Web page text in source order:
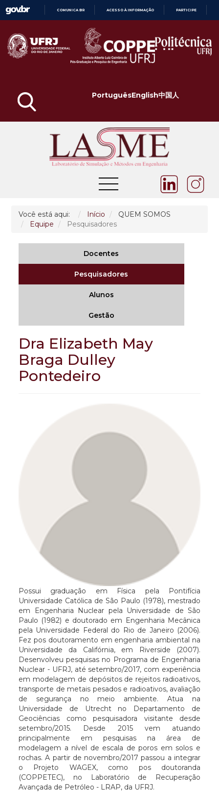
CONTEÚDO
COMUNICA BR ACESSO À INFORMAÇÃO PARTICIPE
PortuguêsEnglish中国人
Você está aqui: Início
QUEM SOMOS
Equipe
Pesquisadores
Docentes
Pesquisadores
Alunos
Gestão
Dra Elizabeth May
Braga Dulley
Pontedeiro
Possui graduação em Física pela Pontifícia
Universidade Católica de São Paulo (1978), mestrado
em Engenharia Nuclear pela Universidade de São
Paulo (1982) e doutorado em Engenharia Mecânica
pela Universidade Federal do Rio de Janeiro (2006).
Fez pos doutoramento em engenharia ambiental na
Universidade da Califórnia, em Riverside (2007).
Desenvolveu pesquisas no Programa de Engenharia
Nuclear - UFRJ, até setembro/2017, com experiência
em modelagem de depósitos de rejeitos radioativos,
transporte de metais pesados e radioativos, avaliação
de segurança no meio ambiente. Atua na
Universidade de Utrecht no Departamento de
Geociências como pesquisadora visitante desde
setembro/2015. Desde 2015 vem atuando
principalmente em pesquisas na área de
modelagem a nível de escala de poros em solos e
rochas. A partir de novembro/2017 passou a integrar
o Projeto WAGEX, como pos doutoranda
(COPPETEC), no Laboratório de Recuperação
Avançada de Petróleo - LRAP, da UFRJ.